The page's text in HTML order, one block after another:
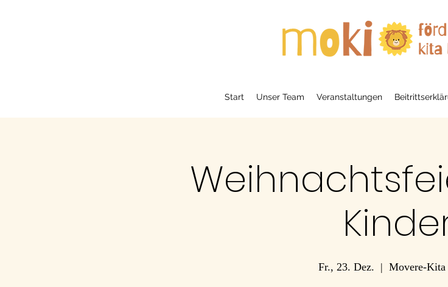
Start Unser Team Veranstaltungen
Fr., 23. Dez.
  |
Movere-Kita